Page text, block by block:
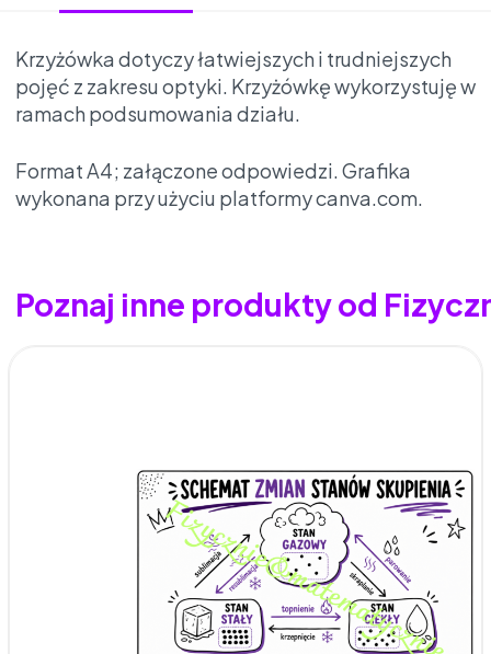
Krzyżówka dotyczy łatwiejszych i trudniejszych
pojęć z zakresu optyki. Krzyżówkę wykorzystuję w
ramach podsumowania działu.
Format A4; załączone odpowiedzi. Grafika
wykonana przy użyciu platformy canva.com.
Poznaj inne produkty od